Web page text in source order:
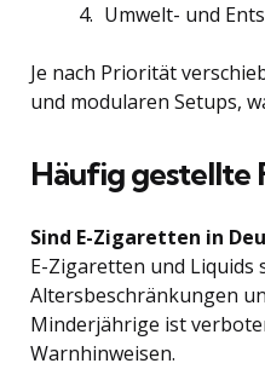
Umwelt- und
Je nach Priorität
und modularen Setups,
Häufig gestellte
Sind E-Zigaretten in
E-Zigaretten und
Altersbeschränkungen
Minderjährige ist
Warnhinweisen.